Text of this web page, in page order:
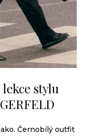
stylu
Černobílý outfit